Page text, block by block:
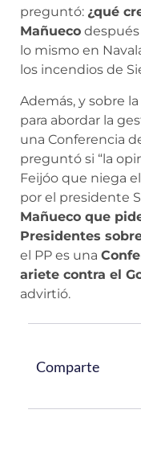
preguntó: ¿qué
Mañueco
lo mismo en
los incendios de
Además, y sobre
para abordar la
una Conferencia
preguntó si “la
Feijóo que niega
por el presidente
Mañueco que
Presidentes
el PP es una
ariete contra el
advirtió.
Comparte